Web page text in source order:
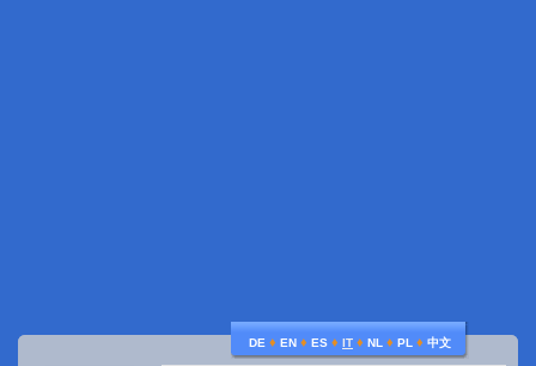
DE ♦ EN ♦ ES ♦ IT ♦ NL ♦ PL ♦ 中文